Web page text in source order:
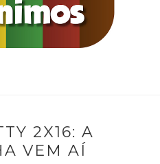
2X16: A
VEM AÍ